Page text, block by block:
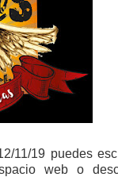
11/19 puedes
web o